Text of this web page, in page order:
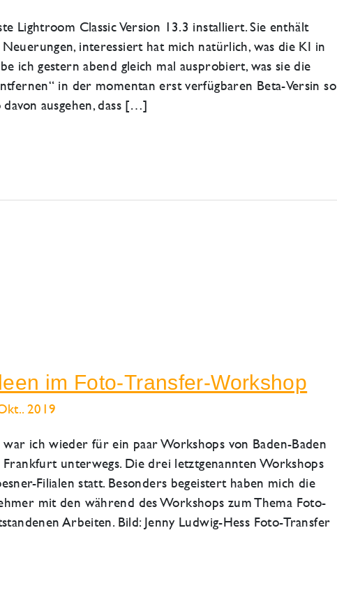
Lightroom Classic Version 13.3 installiert. Sie enthält
Neuerungen, interessiert hat mich natürlich, was die KI in
ich gestern abend gleich mal ausprobiert, was sie die
in der momentan erst verfügbaren Beta-Versin so
ausgehen, dass […]
im Foto-Transfer-Workshop
2019
ich wieder für ein paar Workshops von Baden-Baden
unterwegs. Die drei letztgenannten Workshops
Filialen statt. Besonders begeistert haben mich die
mit den während des Workshops zum Thema Foto-
Arbeiten. Bild: Jenny Ludwig-Hess Foto-Transfer